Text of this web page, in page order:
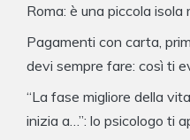
Roma: è una piccola
Pagamenti con carta,
devi sempre fare: così ti
“La fase migliore della
inizia a…”: lo psicologo ti